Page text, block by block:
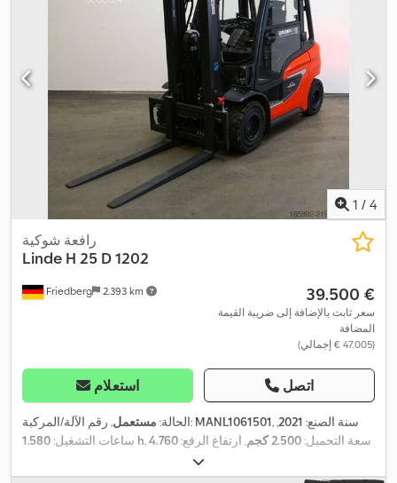
1 / 4
Friedberg 2.393 km
رافعة شوكية
Linde H 25 D 1202
‏39.500 €
سعر ثابت بالإضافة إلى ضريبة القيمة
المضافة
(‏47.005 € إجمالي)
استعلام اتصل
الحالة: مستعمل , رقم الآلة/المركبة: MANL1061501 , سنة الصنع: 2021
,
ساعات التشغيل: 1.580 h , سعة التحميل:2.500 كجم , ارتفاع الرفع:4.760
, مركز تحميل الحمولة:
(تريبيليكس), عرض إطار الشوكة:1.150 مم , طول الشوكات:1.200 مم
,